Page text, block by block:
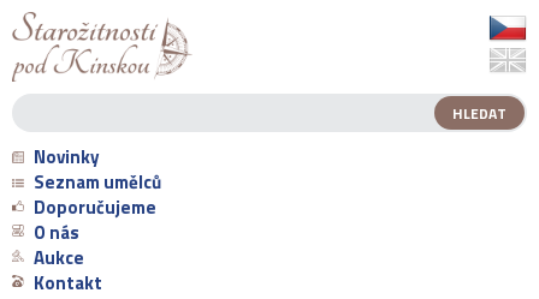
Novinky
Seznam umělců
Doporučujeme
O nás
Aukce
Kontakt